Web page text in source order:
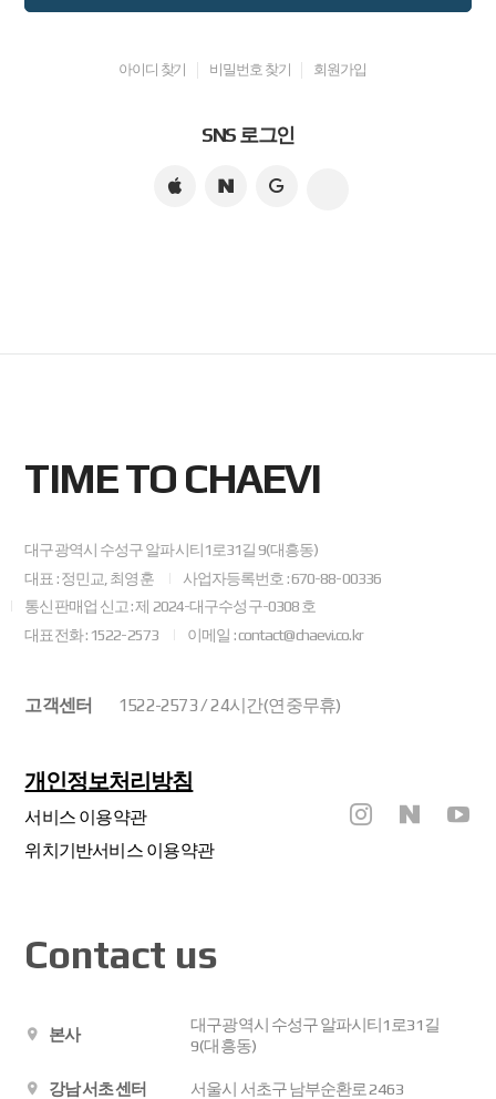
아이디 찾기 비밀번호 찾기 회원가입
SNS 로그인
TIME TO CHAEVI
대구광역시 수성구 알파시티1로31길 9(대흥동)
대표 : 정민교, 최영훈
사업자등록번호 : 670-88-00336
통신판매업 신고 : 제 2024-대구수성구-0308 호
대표전화 : 1522-2573
이메일 : contact@chaevi.co.kr
고객센터 1522-2573 / 24시간(연중무휴)
개인정보처리방침
서비스 이용약관
위치기반서비스 이용약관
Contact us
본사
대구광역시 수성구 알파시티1로31길
9(대흥동)
강남 서초 센터 서울시 서초구 남부순환로 2463